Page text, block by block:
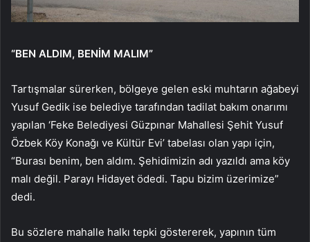
“BEN ALDIM, BENİM MALIM”
Tartışmalar sürerken, bölgeye gelen eski muhtarın ağabeyi
Yusuf Gedik ise belediye tarafından tadilat bakım onarımı
yapılan ‘Feke Belediyesi Güzpınar Mahallesi Şehit Yusuf
Özbek Köy Konağı ve Kültür Evi’ tabelası olan yapı için,
“Burası benim, ben aldım. Şehidimizin adı yazıldı ama köy
malı değil. Parayı Hidayet ödedi. Tapu bizim üzerimize”
dedi.
Bu sözlere mahalle halkı tepki göstererek, yapının tüm